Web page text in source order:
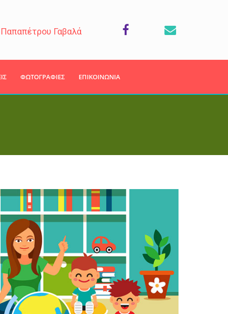
Παπαπέτρου Γαβαλά
ΦΩΤΟΓΡΑΦΙΕΣ ΕΠΙΚΟΙΝΩΝΙΑ